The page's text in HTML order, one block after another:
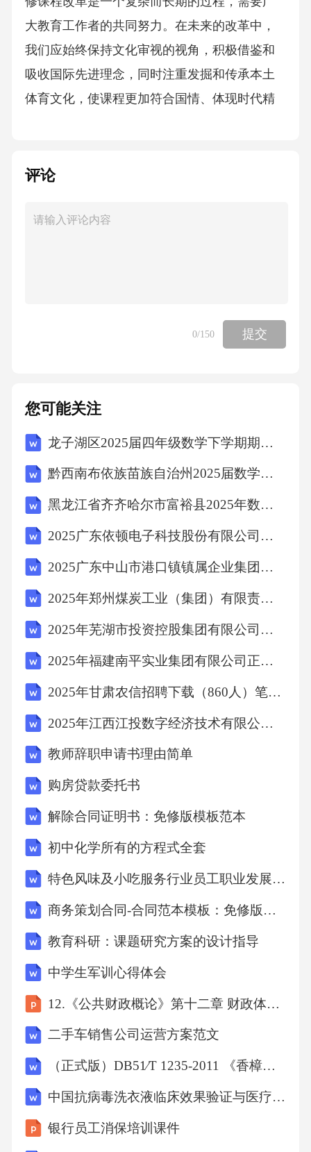
大教育工作者的共同努力。在未来的改革中，
我们应始终保持文化审视的视角，积极借鉴和
吸收国际先进理念，同时注重发掘和传承本土
体育文化，使课程更加符合国情、体现时代精
评论
0/150 提交
您可能关注
龙子湖区2025届四年级数学下学期期中检测模拟试题含答案
黔西南布依族苗族自治州2025届数学三下期末学业质量监测模拟试题（含答案解析）
黑龙江省齐齐哈尔市富裕县2025年数学四年级第二学期期末统考模拟试题含解析
2025广东依顿电子科技股份有限公司招聘员工关系专员等岗位测试笔试历年难易错考点试卷带答案解析
2025广东中山市港口镇镇属企业集团招聘员工总及笔试历年典型考点题库附带答案详解
2025年郑州煤炭工业（集团）有限责任公司校园招聘403人笔试历年典型考点题库附带答案详解
2025年芜湖市投资控股集团有限公司公开招聘招商人员10名笔试历年常考点试题专练附带答案详解
2025年福建南平实业集团有限公司正式员工招聘8人笔试历年难易错考点试卷带答案解析
2025年甘肃农信招聘下载（860人）笔试历年典型考题及考点剖析附带答案详解
2025年江西江投数字经济技术有限公司及所属企业第2批次社会招聘笔试及笔试历年常考点试题专练附带答案详解
教师辞职申请书理由简单
购房贷款委托书
解除合同证明书：免修版模板范本
初中化学所有的方程式全套
特色风味及小吃服务行业员工职业发展规划与管理
商务策划合同-合同范本模板：免修版模板范本
教育科研：课题研究方案的设计指导
中学生军训心得体会
12.《公共财政概论》第十二章 财政体制 改
二手车销售公司运营方案范文
（正式版）DB51∕T 1235-2011 《香樟用材林栽培技术规程》
中国抗病毒洗衣液临床效果验证与医疗渠道拓展战略报告
银行员工消保培训课件